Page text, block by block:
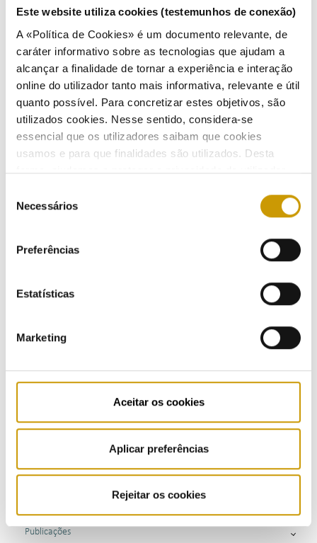
Este website utiliza cookies (testemunhos de conexão)
A «Política de Cookies» é um documento relevante, de
caráter informativo sobre as tecnologias que ajudam a
alcançar a finalidade de tornar a experiência e interação
online do utilizador tanto mais informativa, relevante e útil
quanto possível. Para concretizar estes objetivos, são
utilizados cookies. Nesse sentido, considera-se
essencial que os utilizadores saibam que cookies
usamos e para que finalidades são utilizados. Desta
forma, ajudamos a proteger a privacidade do utilizador,
simples possível de usar. Para obter mais informações
consulte a nossa Ouvir .
Necessários
Preferências
Estatísticas
Marketing
Aceitar os cookies
Aplicar preferências
Rejeitar os cookies
Comunicados
Boletins
Publicações
10/05/2001
Proposta do CEER para comércio transfronteiriço
de eletricidade